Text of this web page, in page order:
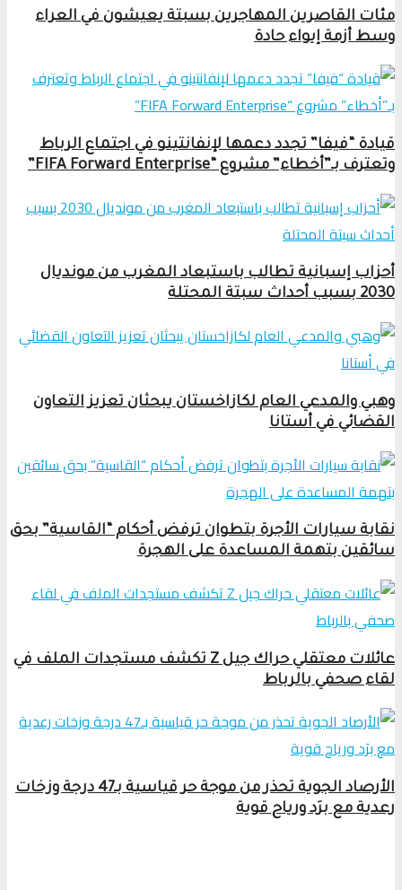
مئات القاصرين المهاجرين بسبتة يعيشون في العراء
وسط أزمة إيواء حادة
قيادة “فيفا” تجدد دعمها لإنفانتينو في اجتماع الرباط
وتعترف بـ”أخطاء” مشروع “FIFA Forward Enterprise”
أحزاب إسبانية تطالب باستبعاد المغرب من مونديال
2030 بسبب أحداث سبتة المحتلة
وهبي والمدعي العام لكازاخستان يبحثان تعزيز التعاون
القضائي في أستانا
نقابة سيارات الأجرة بتطوان ترفض أحكام “القاسية” بحق
سائقين بتهمة المساعدة على الهجرة
عائلات معتقلي حراك جيل Z تكشف مستجدات الملف في
لقاء صحفي بالرباط
الأرصاد الجوية تحذر من موجة حر قياسية بـ47 درجة وزخات
رعدية مع برَد ورياح قوية